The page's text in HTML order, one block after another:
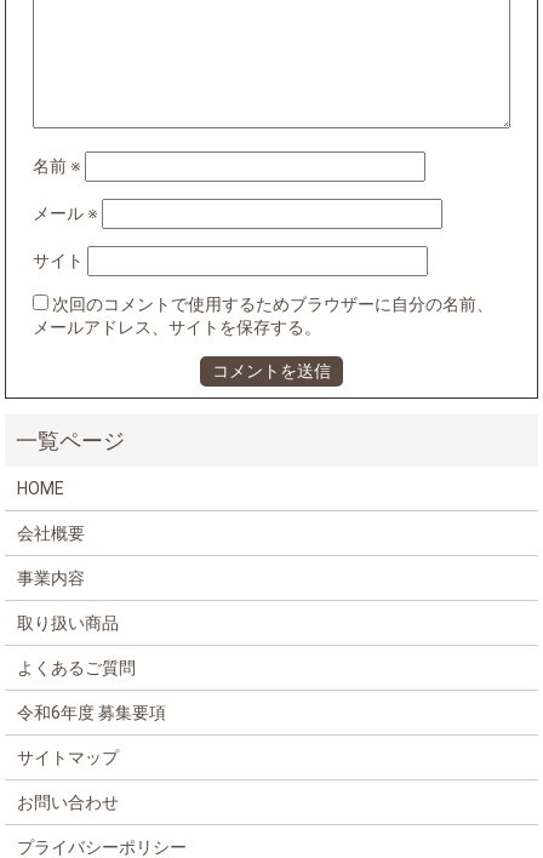
名前 ※
メール ※
サイト
次回のコメントで使用するためブラウザーに自分の名前、
メールアドレス、サイトを保存する。
HOME
会社概要
事業内容
取り扱い商品
よくあるご質問
令和6年度 募集要項
サイトマップ
お問い合わせ
プライバシーポリシー